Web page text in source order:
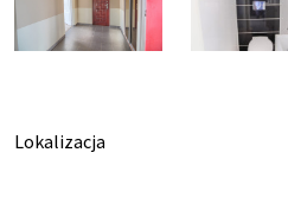
Lokalizacja